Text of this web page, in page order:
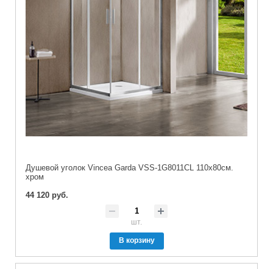
Душевой уголок Vincea Garda VSS-1G8011CL 110х80см.
хром
44 120 руб.
шт.
В корзину